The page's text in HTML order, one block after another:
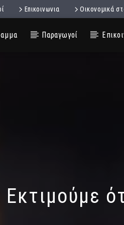
Επικοινωνια Οικονομικά
Παραγωγοί